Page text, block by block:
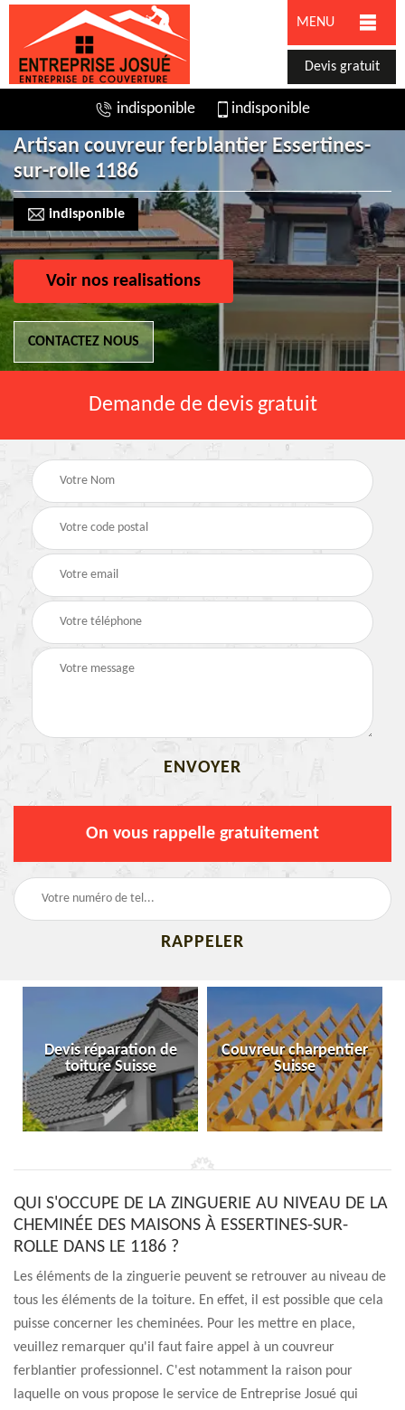
MENU
Devis gratuit
indisponible indisponible
Artisan couvreur ferblantier Essertines-
sur-rolle 1186
indisponible
Voir nos realisations
CONTACTEZ NOUS
Demande de devis gratuit
On vous rappelle gratuitement
Devis réparation de
toiture Suisse
Couvreur charpentier
Suisse
QUI S'OCCUPE DE LA ZINGUERIE AU NIVEAU DE LA
CHEMINÉE DES MAISONS À ESSERTINES-SUR-
ROLLE DANS LE 1186 ?
Les éléments de la zinguerie peuvent se retrouver au niveau de
tous les éléments de la toiture. En effet, il est possible que cela
puisse concerner les cheminées. Pour les mettre en place,
veuillez remarquer qu'il faut faire appel à un couvreur
ferblantier professionnel. C'est notamment la raison pour
laquelle on vous propose le service de Entreprise Josué qui